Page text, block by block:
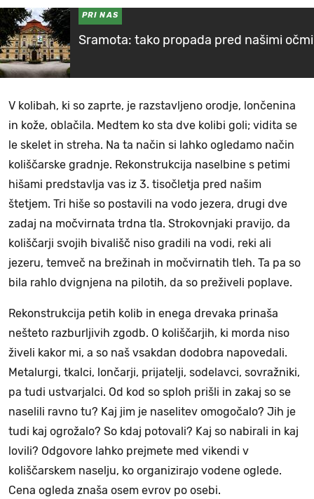
PRI NAS
Sramota: tako propada pred našimi očmi
V kolibah, ki so zaprte, je razstavljeno orodje, lončenina
in kože, oblačila. Medtem ko sta dve kolibi goli; vidita se
le skelet in streha. Na ta način si lahko ogledamo način
koliščarske gradnje. Rekonstrukcija naselbine s petimi
hišami predstavlja vas iz 3. tisočletja pred našim
štetjem. Tri hiše so postavili na vodo jezera, drugi dve
zadaj na močvirnata trdna tla. Strokovnjaki pravijo, da
koliščarji svojih bivališč niso gradili na vodi, reki ali
jezeru, temveč na brežinah in močvirnatih tleh. Ta pa so
bila rahlo dvignjena na pilotih, da so preživeli poplave.
Rekonstrukcija petih kolib in enega drevaka prinaša
nešteto razburljivih zgodb. O koliščarjih, ki morda niso
živeli kakor mi, a so naš vsakdan dodobra napovedali.
Metalurgi, tkalci, lončarji, prijatelji, sodelavci, sovražniki,
pa tudi ustvarjalci. Od kod so sploh prišli in zakaj so se
naselili ravno tu? Kaj jim je naselitev omogočalo? Jih je
tudi kaj ogrožalo? So kdaj potovali? Kaj so nabirali in kaj
lovili? Odgovore lahko prejmete med vikendi v
koliščarskem naselju, ko organizirajo vodene oglede.
Cena ogleda znaša osem evrov po osebi.